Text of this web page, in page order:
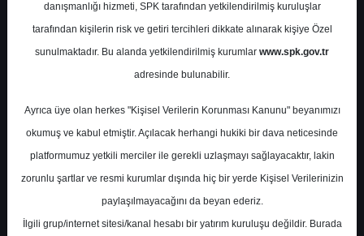
TOASO - Hedef Fiyat
Halk Yatırım 05 Kasım 2024
danışmanlığı hizmeti, SPK tarafından yetkilendirilmiş kuruluşlar
tarafından kişilerin risk ve getiri tercihleri dikkate alınarak kişiye Özel
sunulmaktadır. Bu alanda yetkilendirilmiş kurumlar www.spk.gov.tr
adresinde bulunabilir.
Ayrıca üye olan herkes "Kişisel Verilerin Korunması Kanunu" beyanımızı
okumuş ve kabul etmiştir. Açılacak herhangi hukiki bir dava neticesinde
platformumuz yetkili merciler ile gerekli uzlaşmayı sağlayacaktır, lakin
zorunlu şartlar ve resmi kurumlar dışında hiç bir yerde Kişisel Verilerinizin
paylaşılmayacağını da beyan ederiz.
İlgili grup/internet sitesi/kanal hesabı bir yatırım kuruluşu değildir. Burada